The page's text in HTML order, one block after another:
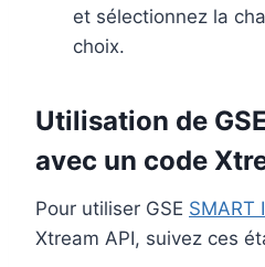
et sélectionnez la
choix.
Utilisation de
avec un code
Pour utiliser GSE SMART
Xtream API, suivez ces